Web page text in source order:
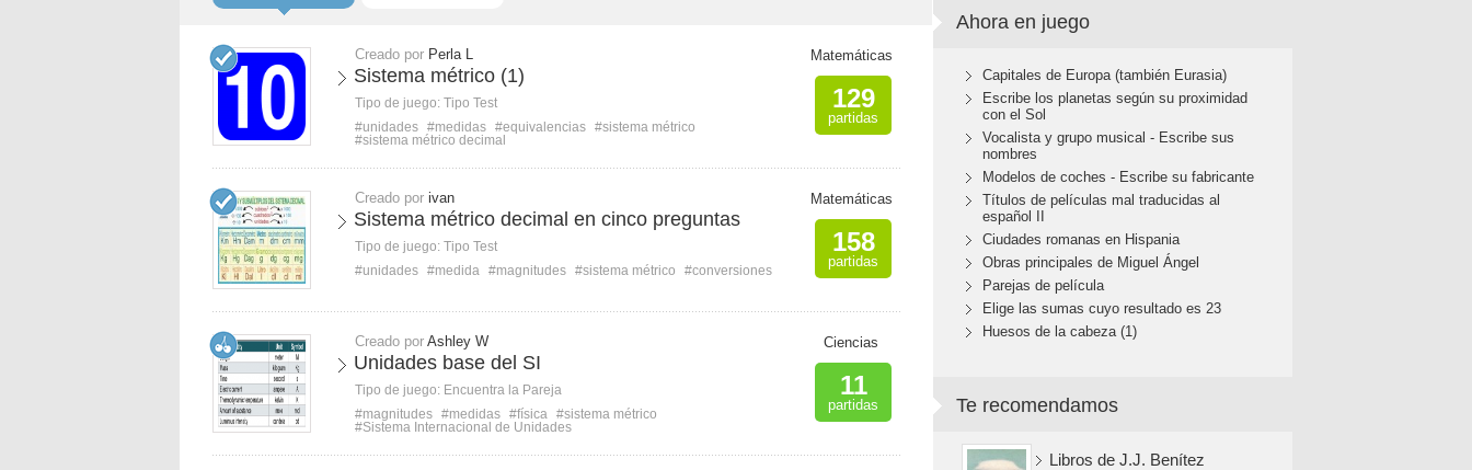
Creado por Perla L
Sistema métrico (1)
Tipo de juego: Tipo Test
#unidades #medidas #equivalencias #sistema métrico
#sistema métrico decimal
Matemáticas
129
partidas
Creado por ivan
Sistema métrico decimal en cinco preguntas
Tipo de juego: Tipo Test
#unidades #medida #magnitudes #sistema métrico #conversiones
Matemáticas
158
partidas
Creado por Ashley W
Unidades base del SI
Tipo de juego: Encuentra la Pareja
#magnitudes #medidas #física #sistema métrico
#Sistema Internacional de Unidades
Ciencias
11
partidas
Ahora en juego
Capitales de Europa (también Eurasia)
Escribe los planetas según su proximidad
con el Sol
Vocalista y grupo musical - Escribe sus
nombres
Modelos de coches - Escribe su fabricante
Títulos de películas mal traducidas al
español II
Ciudades romanas en Hispania
Obras principales de Miguel Ángel
Parejas de película
Elige las sumas cuyo resultado es 23
Huesos de la cabeza (1)
Te recomendamos
Libros de J.J. Benítez